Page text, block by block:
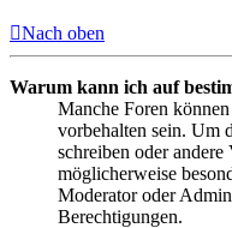
Nach oben
Warum kann ich auf
Manche Foren
vorbehalten sein. Um
schreiben oder
möglicherweise
Moderator oder
Berechtigungen.